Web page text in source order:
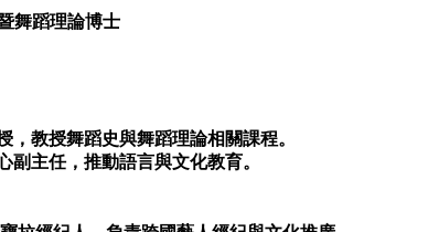
舞蹈理論博士
，教授舞蹈史與舞蹈理論相關課程。
副主任，推動語言與文化教育。